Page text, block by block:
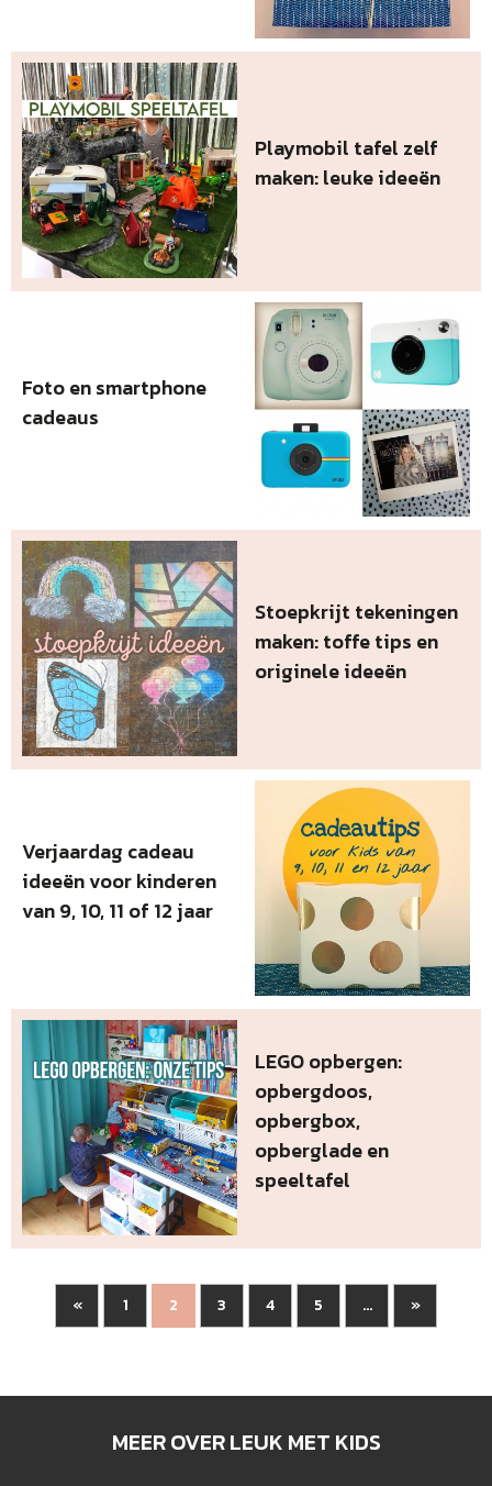
Playmobil tafel zelf
maken: leuke ideeën
Foto en smartphone
cadeaus
Stoepkrijt tekeningen
maken: toffe tips en
originele ideeën
Verjaardag cadeau
ideeën voor kinderen
van 9, 10, 11 of 12 jaar
LEGO opbergen:
opbergdoos,
opbergbox,
opberglade en
speeltafel
« 1 2 3 4 5 ... »
MEER OVER LEUK MET KIDS